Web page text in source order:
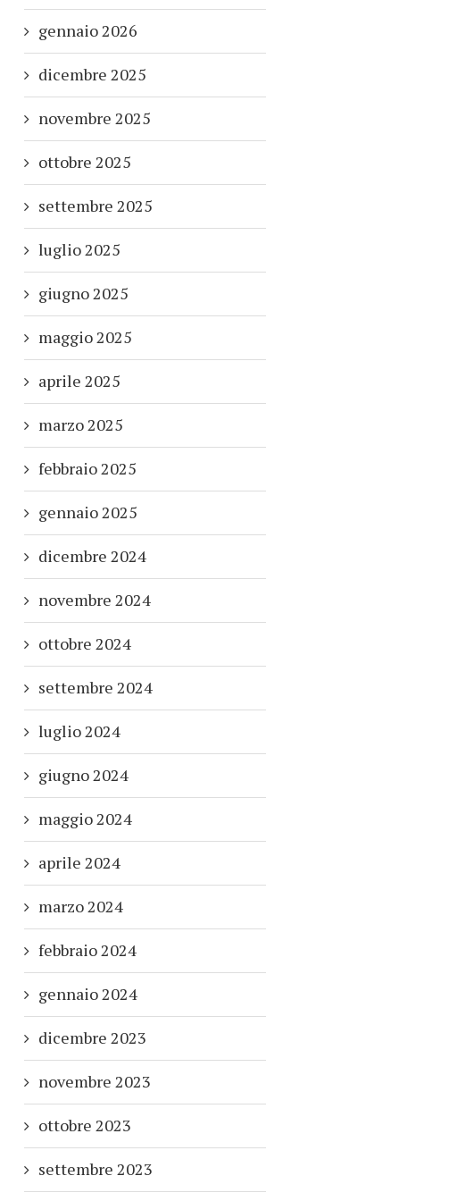
gennaio 2026
dicembre 2025
novembre 2025
ottobre 2025
settembre 2025
luglio 2025
giugno 2025
maggio 2025
aprile 2025
marzo 2025
febbraio 2025
gennaio 2025
dicembre 2024
novembre 2024
ottobre 2024
settembre 2024
luglio 2024
giugno 2024
maggio 2024
aprile 2024
marzo 2024
febbraio 2024
gennaio 2024
dicembre 2023
novembre 2023
ottobre 2023
settembre 2023